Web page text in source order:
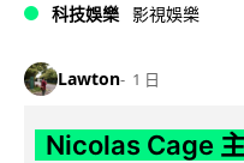
科技娛樂 影視娛樂
Lawton 1 日
Nicolas Cage